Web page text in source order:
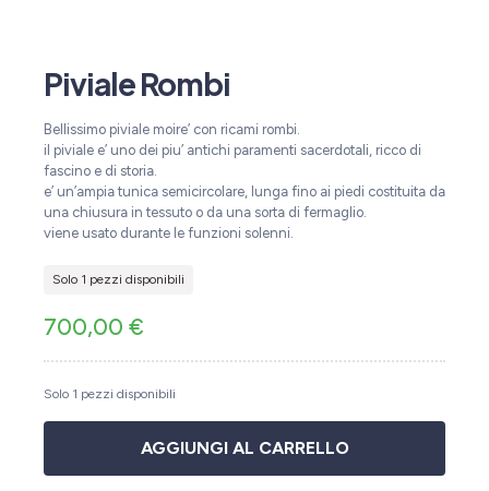
Piviale Rombi
Bellissimo piviale moire’ con ricami rombi.
il piviale e’ uno dei piu’ antichi paramenti sacerdotali, ricco di
fascino e di storia.
e’ un’ampia tunica semicircolare, lunga fino ai piedi costituita da
una chiusura in tessuto o da una sorta di fermaglio.
viene usato durante le funzioni solenni.
Solo 1 pezzi disponibili
700,00 €
Solo 1 pezzi disponibili
AGGIUNGI AL CARRELLO